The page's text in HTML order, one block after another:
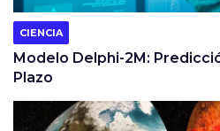
CIENCIA
Modelo Delphi-2M:
Plazo